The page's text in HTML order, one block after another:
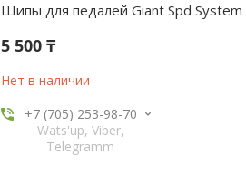
Шипы для педалей Giant Spd System
5 500 ₸
Нет в наличии
+7 (705) 253-98-70
Wats'up, Viber,
Telegramm